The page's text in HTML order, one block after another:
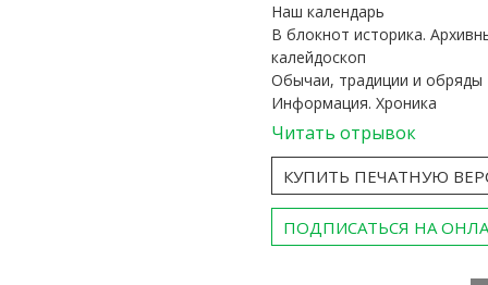
Наш календарь
В блокнот историка.
калейдоскоп
Обычаи, традиции и обряды
Информация. Хроника
Читать отрывок
КУПИТЬ ПЕЧАТНУЮ
ПОДПИСАТЬСЯ НА